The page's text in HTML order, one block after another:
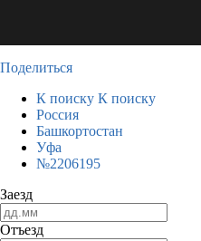
Поделиться
К поиску К поиску
Россия
Башкортостан
Уфа
№2206195
Заезд
Отъезд